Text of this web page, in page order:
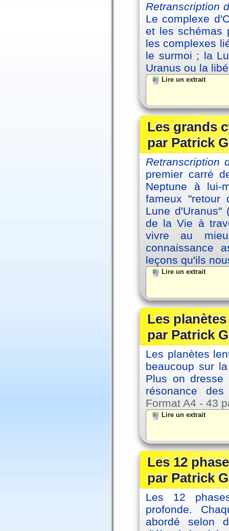
Retranscription
Le complexe
et les schémas
les complexes
le surmoi ; la
Uranus ou la
Lire un extrait
Les grands
par Patrick
Retranscription
premier carré
Neptune à lui-
fameux "retour
Lune d'Uranus"
de la Vie à
vivre au
connaissance
leçons qu'ils
Lire un extrait
Les
par Patrick
Les planètes
beaucoup sur
Plus on dresse
résonance
Format A4 - 43
Lire un extrait
Les 12
par Patrick
Les 12
profonde.
abordé selon